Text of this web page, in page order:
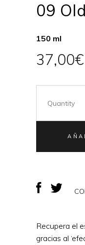
09
150 ml
37,00€
Quantity
Recupera el
gracias al